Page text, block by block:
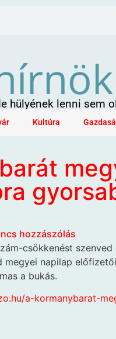
hülyének lenni sem
Kultúra
hozzászólás
csökkenést
megyei napilap
a bukás.
a-kormanybarat-